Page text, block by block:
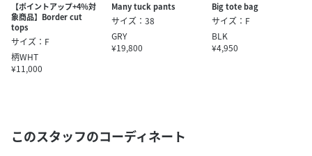
【ポイントアップ+4％対
象商品】Border cut
tops
サイズ：F
柄WHT
¥11,000
Many tuck pants
サイズ：38
GRY
¥19,800
Big tote bag
サイズ：F
BLK
¥4,950
このスタッフのコーディネート